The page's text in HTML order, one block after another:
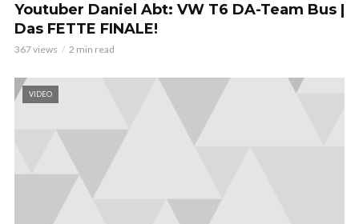
Youtuber Daniel Abt: VW T6 DA-Team Bus |
Das FETTE FINALE!
367 views 2 min read
VIDEO